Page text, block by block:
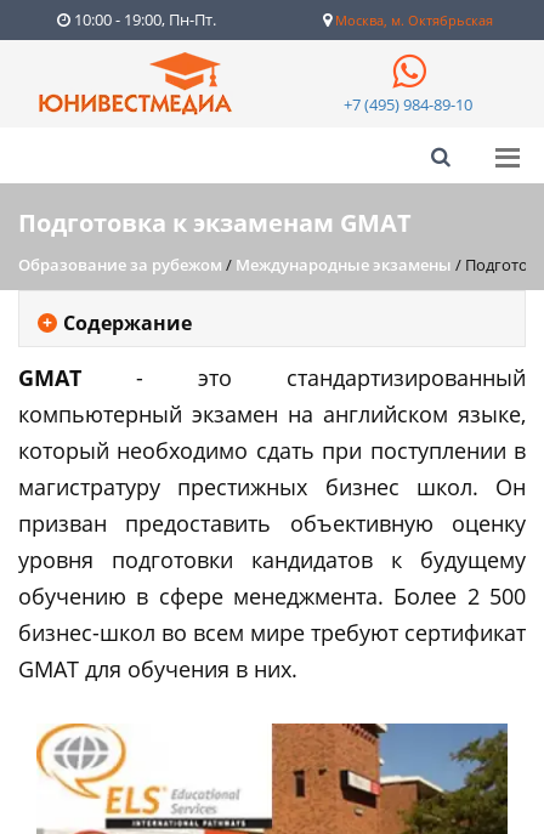
10:00 - 19:00, Пн-Пт. Москва, м. Октябрьская
+7 (495) 984-89-10
Подготовка к экзаменам GMAT
Образование за рубежом / Международные экзамены /
Содержание
GMAT - это стандартизированный
компьютерный экзамен на английском языке,
который необходимо сдать при поступлении в
магистратуру престижных бизнес школ. Он
призван предоставить объективную оценку
уровня подготовки кандидатов к будущему
обучению в сфере менеджмента. Более 2 500
бизнес-школ во всем мире требуют сертификат
GMAT для обучения в них.